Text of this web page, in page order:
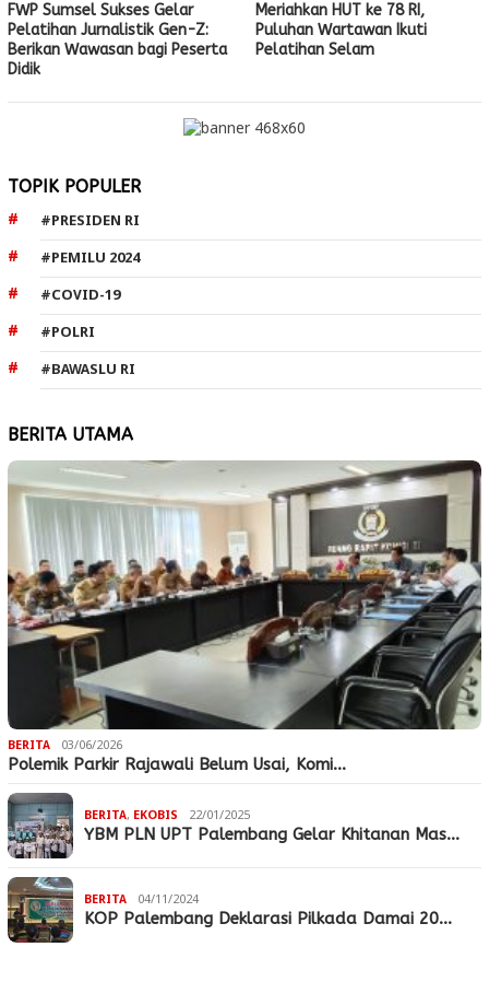
FWP Sumsel Sukses Gelar
Pelatihan Jurnalistik Gen-Z:
Berikan Wawasan bagi Peserta
Didik
Meriahkan HUT ke 78 RI,
Puluhan Wartawan Ikuti
Pelatihan Selam
TOPIK POPULER
#PRESIDEN RI
#PEMILU 2024
#COVID-19
#POLRI
#BAWASLU RI
BERITA UTAMA
BERITA 03/06/2026
Polemik Parkir Rajawali Belum Usai, Komi…
BERITA, EKOBIS 22/01/2025
YBM PLN UPT Palembang Gelar Khitanan Mas…
BERITA 04/11/2024
KOP Palembang Deklarasi Pilkada Damai 20…